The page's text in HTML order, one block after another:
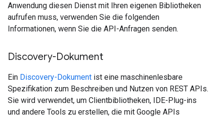
Anwendung diesen Dienst mit Ihren eigenen Bibliotheken
aufrufen muss, verwenden Sie die folgenden
Informationen, wenn Sie die API-Anfragen senden.
Discovery-Dokument
Ein Discovery-Dokument ist eine maschinenlesbare
Spezifikation zum Beschreiben und Nutzen von REST APIs.
Sie wird verwendet, um Clientbibliotheken, IDE-Plug-ins
und andere Tools zu erstellen, die mit Google APIs